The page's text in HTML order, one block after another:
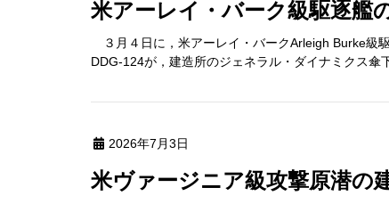
米アーレイ・バーク級駆逐艦
３月４日に，米アーレイ・バークArleigh Burke級
DDG-124が，建造所のジェネラル・ダイナミクス
2026年7月3日
米ヴァージニア級攻撃原潜の